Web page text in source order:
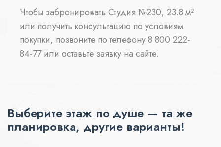
Чтобы забронировать Студия №230, 23.8 м²
или получить консультацию по условиям
покупки, позвоните по телефону 8 800 222-
84-77 или оставьте заявку на сайте.
Выберите этаж по душе — та же
планировка, другие варианты!